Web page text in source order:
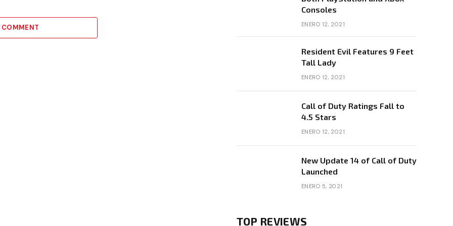
COMMENT
Consoles
ENERO 12, 2021
Resident Evil Features 9 Feet
Tall Lady
ENERO 12, 2021
Call of Duty Ratings Fall to
4.5 Stars
ENERO 12, 2021
New Update 14 of Call of Duty
Launched
ENERO 5, 2021
TOP REVIEWS